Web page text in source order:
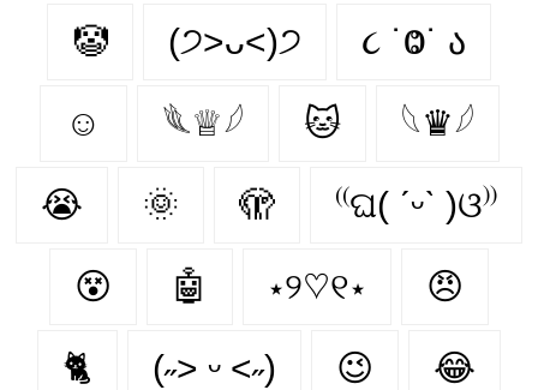
🤡 (੭˃ᴗ˂)੭ ૮ ˙Ⱉ˙ ა
☺ 𓆰♕𓆪 🐱 𓆩♛𓆪
😭 🌞 🫣 ⁽⁽ଘ( ˊᵕˋ )ଓ⁾⁾
😵‍ 🤖 ⋆୨♡୧⋆ 😠
🐈 (˶˃ ᵕ ˂˶) 😉 😂